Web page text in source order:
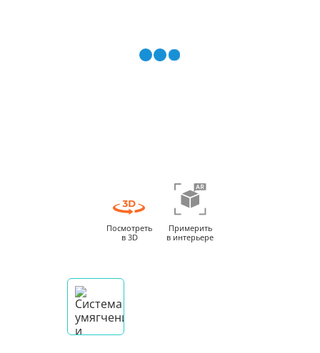
Посмотреть
в 3D
Примерить
в интерьере